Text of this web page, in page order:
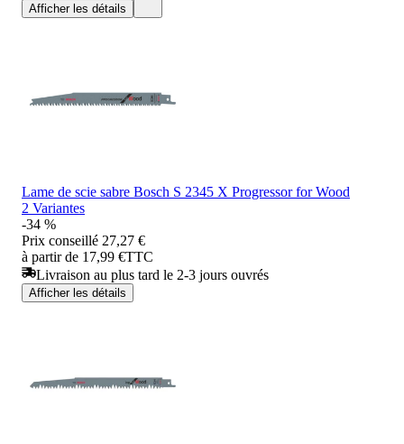
Afficher les détails
Lame de scie sabre Bosch S 2345 X Progressor for Wood
2 Variantes
-34 %
Prix conseillé 27,27 €
à partir de 17,99 €TTC
Livraison au plus tard le 2-3 jours ouvrés
Afficher les détails